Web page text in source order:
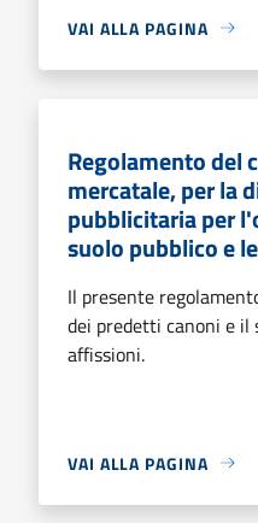
VAI ALLA PAGINA
Regolamento del
mercatale, per la
pubblicitaria per
suolo pubblico e
Il presente
dei predetti canoni e il
affissioni.
VAI ALLA PAGINA